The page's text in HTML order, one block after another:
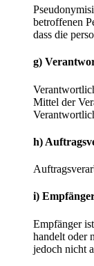
betroffenen
dass die
g)
Mittel der
h)
i)
Empfänger
handelt oder
jedoch nicht